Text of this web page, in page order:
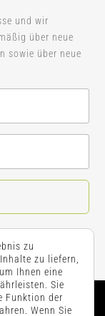
und wir
über neue
sowie über neue
zu
zu liefern,
Ihnen eine
Sie
Funktion der
Wenn Sie